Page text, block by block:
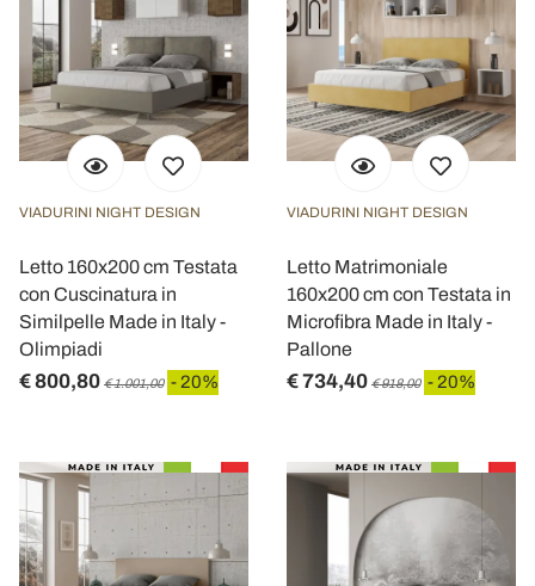
VIADURINI NIGHT DESIGN
Letto 160x200 cm Testata
con Cuscinatura in
Similpelle Made in Italy -
Olimpiadi
€ 800,80 € 1.001,00 - 20%
VIADURINI NIGHT DESIGN
Letto Matrimoniale
160x200 cm con Testata in
Microfibra Made in Italy -
Pallone
€ 734,40 € 918,00 - 20%